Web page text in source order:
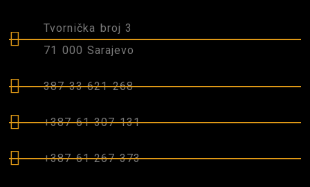
Tvornička broj 3
71 000 Sarajevo
387 33 621 268
+387 61 307 131
+387 61 267 373